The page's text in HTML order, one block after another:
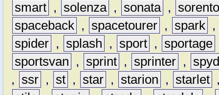
smart , solenza , sonata ,
spaceback , spacetourer , spark ,
spider , splash , sport , sportage
sportsvan
, sprint , sprinter ,
,
ssr , st , star , starion , starlet